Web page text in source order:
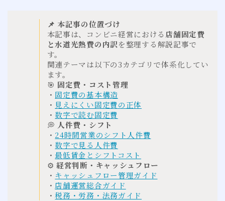
📌 本記事の位置づけ
本記事は、コンビニ経営における 店舗固定費
と水道光熱費の内訳を整理する解説記事で
す。
関連テーマは以下の3カテゴリで体系化してい
ます。
🎯 固定費・コスト管理
・ 固定費の基本構造
・ 見えにくい固定費の正体
・ 数字で読む固定費
💭 人件費・シフト
・ 24時間営業のシフト人件費
・ 数字で見る人件費
・最低賃金とシフトコスト
⚙経営判断・キャッシュフロー
・ キャッシュフロー管理ガイド
・ 店舗運営総合ガイド
・税務・労務・法務ガイド